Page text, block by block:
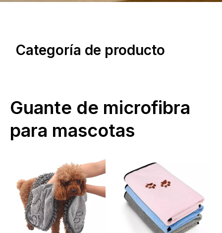
Categoría de producto
Guante de microfibra
para mascotas